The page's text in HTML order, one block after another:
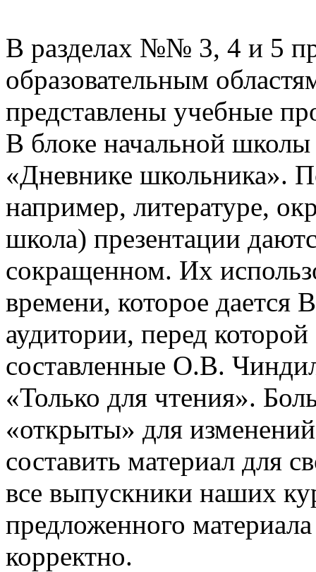
В разделах №№ 3, 4 и 5
образовательным
представлены учебные
В блоке начальной
«Дневнике школьника».
например, литературе,
школа) презентации
сокращенном. Их
времени, которое дается
аудитории, перед
составленные О.В.
«Только для чтения».
«открыты» для
составить материал для
все выпускники наших
предложенного
корректно.